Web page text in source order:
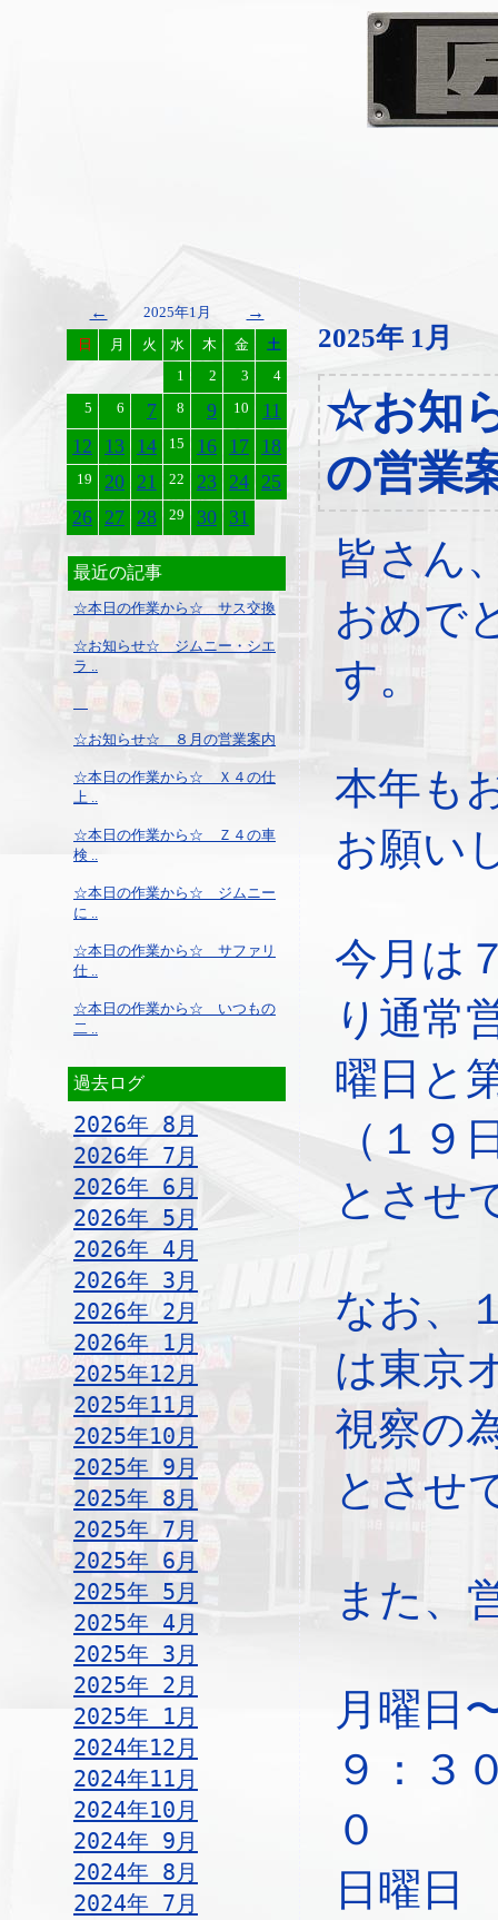
← 2025年1月 →
日 月 火 水 木 金
土
1
2 3
4
5
6 7 8 9 10
11
12
13 14 15 16 17 18
19 20 21 22 23 24 25
26 27 28 29 30 31
最近の記事
☆本日の作業から☆ サス交換
☆お知らせ☆ ジムニー・シエ
ラ ..
☆お知らせ☆ ８月の営業案内
☆本日の作業から☆ Ｘ４の仕
上 ..
☆本日の作業から☆ Ｚ４の車
検 ..
☆本日の作業から☆ ジムニー
に ..
☆本日の作業から☆ サファリ
仕 ..
☆本日の作業から☆ いつもの
二 ..
過去ログ
2026年 8月
2026年 7月
2026年 6月
2026年 5月
2026年 4月
2026年 3月
2026年 2月
2026年 1月
2025年12月
2025年11月
2025年10月
2025年 9月
2025年 8月
2025年 7月
2025年 6月
2025年 5月
2025年 4月
2025年 3月
2025年 2月
2025年 1月
2024年12月
2024年11月
2024年10月
2024年 9月
2024年 8月
2024年 7月
2025年 1月
☆お知
の営業
皆さん
おめで
す。
本年も
お願い
今月は
り通常
曜日と
（１９
とさせ
なお、
は東京
視察の
とさせ
また、
月曜
９：３
０
日